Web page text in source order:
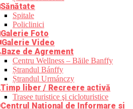
Sănătate
Spitale
Policlinici
Galerie Foto
Galerie Video
Baze de Agrement
Centru Wellness – Băile Banffy
Ștrandul Bánffy
Ștrandul Urmánczy
Timp liber / Recreere activă
Trasee turistice şi cicloturistice
Centrul Național de Informare si